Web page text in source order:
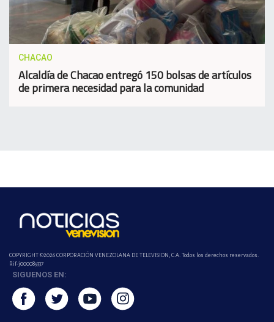
CHACAO
Alcaldía de Chacao entregó 150 bolsas de artículos
de primera necesidad para la comunidad
COPYRIGHT ©2026 CORPORACIÓN VENEZOLANA DE TELEVISION, C.A. Todos los derechos reservados.
Rif-j000089337
SIGUENOS EN: